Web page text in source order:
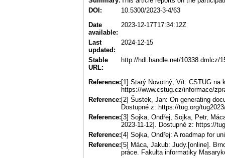
DOI:
10.5300/2023-3-4/63
Date
available:
2023-12-17T17:34:12Z
Last
updated:
2024-12-15
Stable
URL:
http://hdl.handle.net/10338.dmlcz/
Reference: [1] Starý Novotný, Vít: CSTUG na
https://www.cstug.cz/informace/
Reference: [2] Šustek, Jan: On generating
Dostupné z: https://tug.org/
Reference: [3] Sojka, Ondřej, Sojka, Petr,
2023-11-12]. Dostupné z: https://
Reference: [4] Sojka, Ondřej: A roadmap for
Reference: [5] Máca, Jakub: Judy.[online].
práce. Fakulta informatiky